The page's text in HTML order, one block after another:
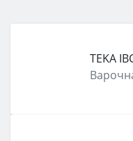
затем смотрите
функции
защита от детей).
TEKA